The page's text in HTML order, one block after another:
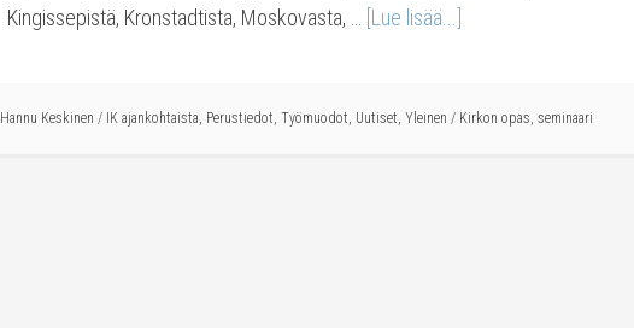
Kingissepistä, Kronstadtista, Moskovasta, …
[Lue lisää...]
Hannu Keskinen / IK ajankohtaista, Perustiedot, Työmuodot, Uutiset, Yleinen / Kirkon opas, seminaari